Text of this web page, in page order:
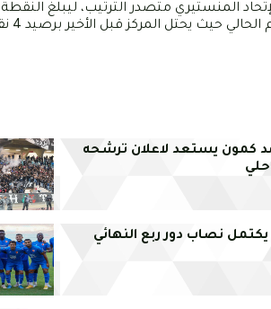
حيث يحتل المركز قبل الأخير برصيد 4 نقاط.
حامد كمون يستعد لاعلان ترشحه
نصاب دور ربع النهائي